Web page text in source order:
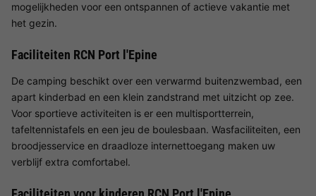
mogelijkheden voor een ontspannen of actieve vakantie met
het gezin.
Faciliteiten RCN Port l'Epine
De camping beschikt over een verwarmd buitenzwembad, een
apart kinderbad en een klein zandstrand met uitzicht op zee.
Voor sportieve activiteiten is er een multisportterrein,
tafeltennistafels en een jeu de boulesbaan. Wasfaciliteiten, een
broodjesservice en draadloze internettoegang maken uw
verblijf extra comfortabel.